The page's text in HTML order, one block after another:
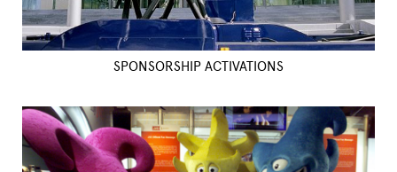
SPONSORSHIP ACTIVATIONS